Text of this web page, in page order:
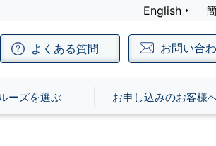
English
よくある質問 お問い合
ーズを選ぶ お申し込みのお客様